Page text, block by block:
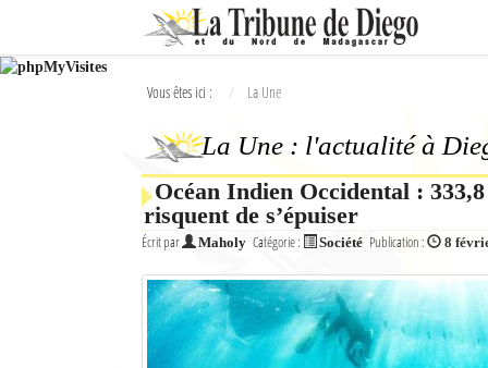
Ok
L'actualité à Diego Suarez
Vous êtes ici : La Une
La Une : l'actualité à
Océan Indien Occidental :
risquent de s’épuiser
Écrit par Maholy Catégorie : Société Publication : 8